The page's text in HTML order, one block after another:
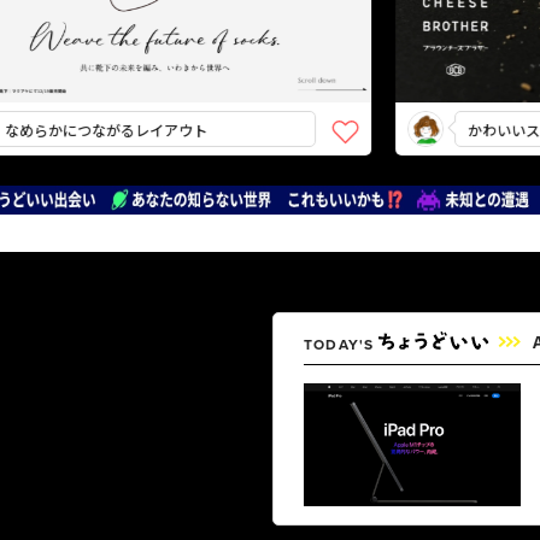
かにつながるレイアウト かわいいストー
TODAY'S